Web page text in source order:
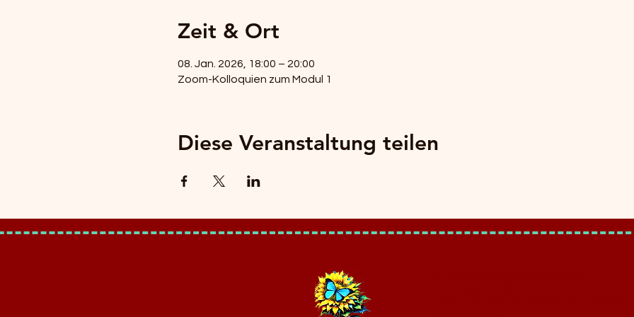
Zeit & Ort
08. Jan. 2026, 18:00 – 20:00
Zoom-Kolloquien zum Modul 1
Diese Veranstaltung teilen